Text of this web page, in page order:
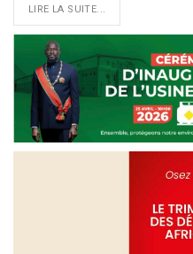
LIRE LA SUITE...